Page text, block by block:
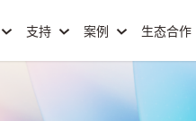
支持 案例 生态合作